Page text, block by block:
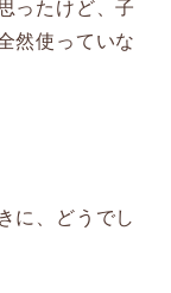
ったけど、子
然使っていな
に、どうでし